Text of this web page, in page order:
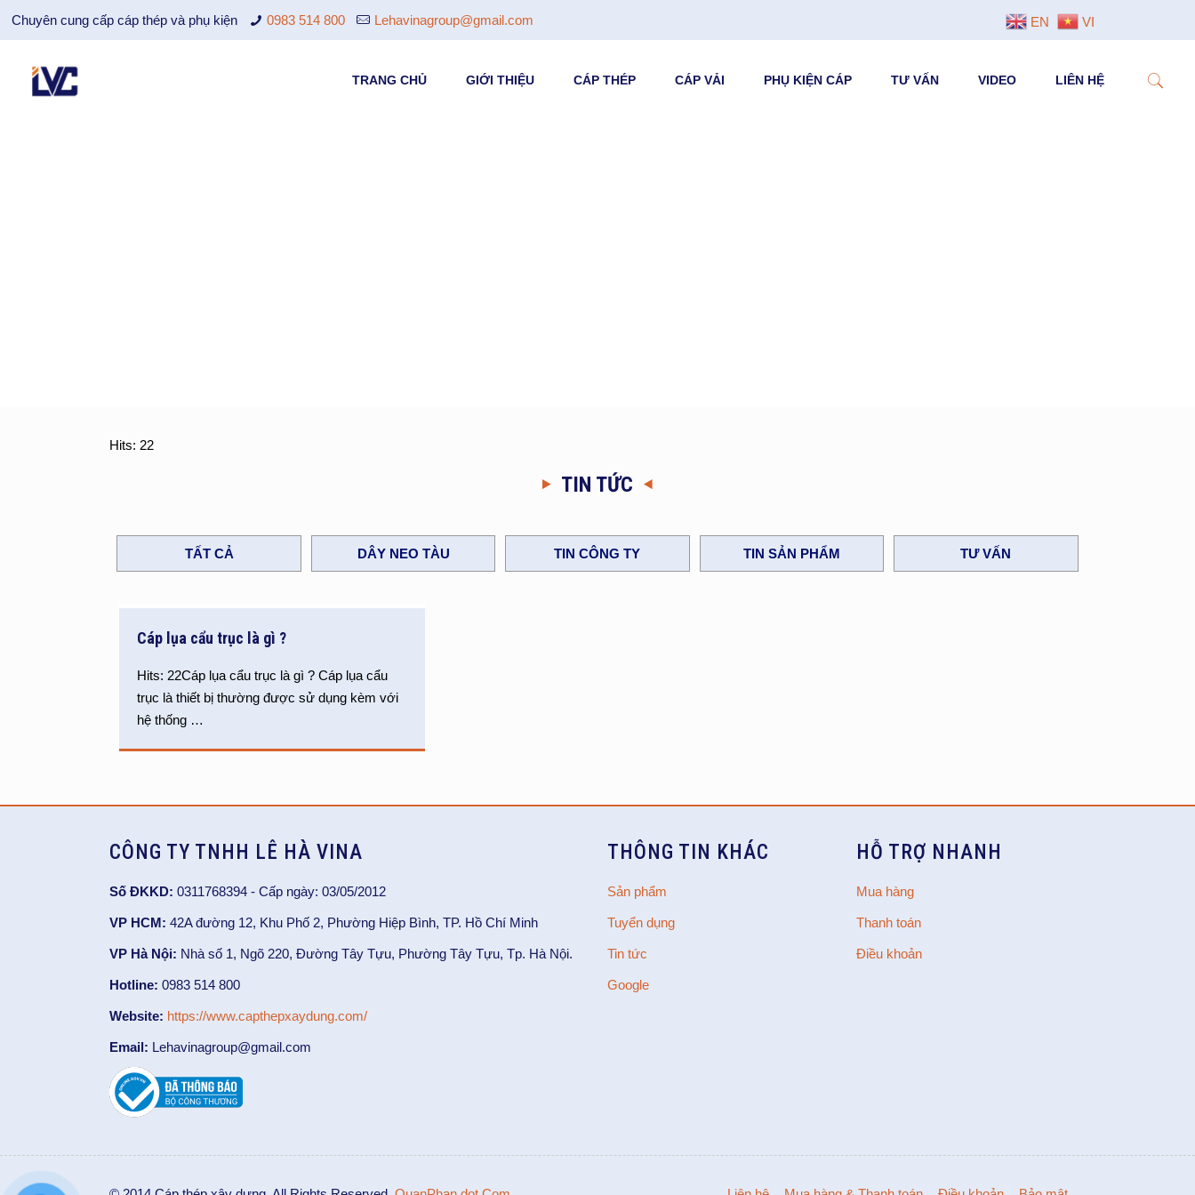
Chuyên cung cấp cáp thép và phụ kiện 0983 514 800 Lehavinagroup@gmail.com
TRANG CHỦ GIỚI THIỆU CÁP THÉP CÁP VẢI PHỤ KIỆN CÁP TƯ VẤN VIDEO LIÊN HỆ
Hits: 22
TIN TỨC
TẤT CẢ DÂY NEO TÀU TIN CÔNG TY TIN SẢN PHẨM TƯ VẤN
Cáp lụa cẩu trục là gì ?
Hits: 22Cáp lụa cẩu trục là gì ? Cáp lụa cẩu
trục là thiết bị thường được sử dụng kèm với
hệ thống …
CÔNG TY TNHH LÊ HÀ VINA
Số ĐKKD: 0311768394 - Cấp ngày: 03/05/2012
VP HCM: 42A đường 12, Khu Phố 2, Phường Hiệp Bình, TP. Hồ Chí Minh
VP Hà Nội: Nhà số 1, Ngõ 220, Đường Tây Tựu, Phường Tây Tựu, Tp. Hà Nội.
Hotline: 0983 514 800
Website: https://www.capthepxaydung.com/
Email: Lehavinagroup@gmail.com
THÔNG TIN KHÁC
Sản phẩm
Tuyển dụng
Tin tức
Google
HỖ TRỢ NHANH
Mua hàng
Thanh toán
Điều khoản
EN VI